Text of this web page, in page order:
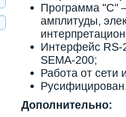
Программа "С"
амплитуды,
Интерфейс RS-
SEMA-200;
Работа от сети
Дополнительно: